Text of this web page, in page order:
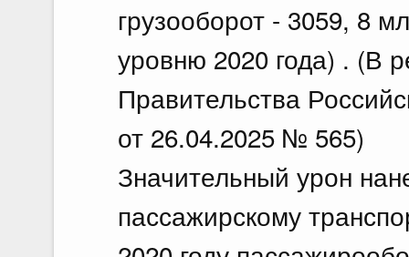
грузооборот - 3059, 8
уровню 2020 года) . (В
Правительства
от 26.04.2025 № 565)
Значительный урон
пассажирскому